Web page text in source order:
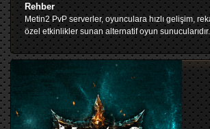
Rehber
Metin2 PvP serverler, oyunculara hızlı gelişim,
özel etkinlikler sunan alternatif oyun sunucularıdır.